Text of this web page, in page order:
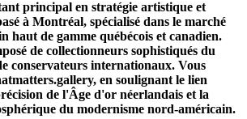
principal en stratégie artistique et
à Montréal, spécialisé dans le marché
haut de gamme québécois et canadien.
de collectionneurs sophistiqués du
conservateurs internationaux. Vous
en soulignant le lien
de l'Âge d'or néerlandais et la
du modernisme nord-américain.